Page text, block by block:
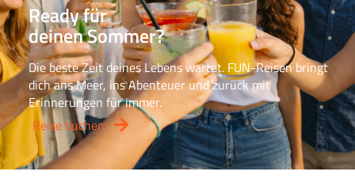
Ready für
deinen Sommer?
Die beste Zeit deines Lebens wartet. FUN-Reisen bringt
dich ans Meer, ins Abenteuer und zurück mit
Erinnerungen für immer.
Reise buchen